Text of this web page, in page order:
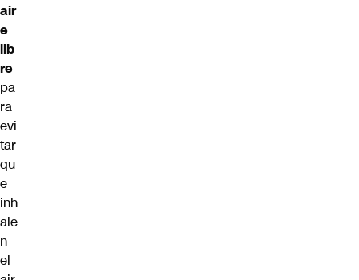
air
e
lib
re
pa
ra
evi
tar
qu
e
inh
ale
n
el